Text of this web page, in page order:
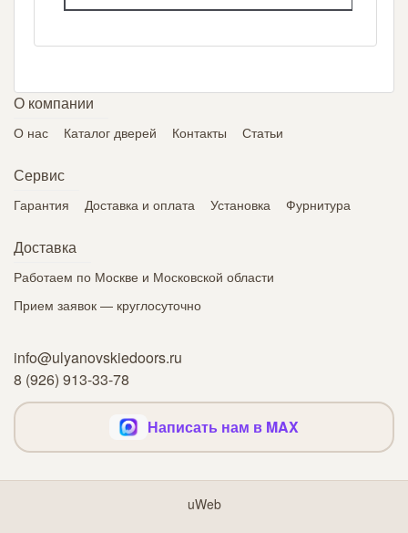
О компании
О нас Каталог дверей Контакты Статьи
Сервис
Гарантия Доставка и оплата Установка Фурнитура
Доставка
Работаем по Москве и Московской области
Прием заявок — круглосуточно
info@ulyanovskiedoors.ru
8 (926) 913-33-78
Написать нам в MAX
uWeb